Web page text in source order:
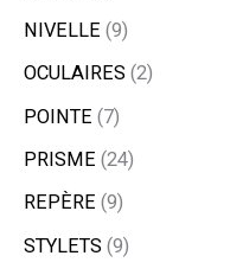
NIVELLE 9
OCULAIRES 2
POINTE 7
PRISME 24
REPÈRE 9
STYLETS 9